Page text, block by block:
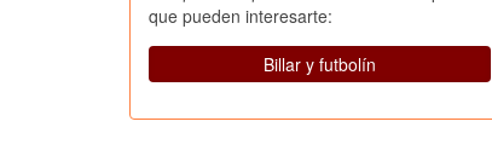
que pueden interesarte:
Billar y futbolín